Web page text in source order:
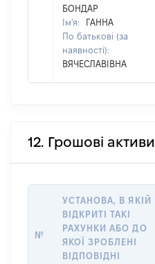
БОНДАР
Ім'я:
ГАННА
По батькові (за
наявності):
ВЯЧЕСЛАВІВНА
12. Грошові активи
№
УСТАНОВА, В ЯКІЙ
ВІДКРИТІ ТАКІ
РАХУНКИ АБО ДО
ЯКОЇ ЗРОБЛЕНІ
ВІДПОВІДНІ